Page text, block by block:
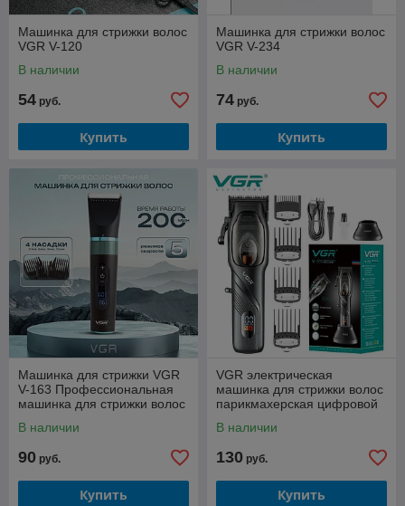
Машинка для стрижки волос
VGR V-120
В наличии
54 руб.
Купить
Машинка для стрижки волос
VGR V-234
В наличии
74 руб.
Купить
Машинка для стрижки VGR
V-163 Профессиональная
машинка для стрижки волос
В наличии
90 руб.
Купить
VGR электрическая
машинка для стрижки волос
парикмахерская цифровой
стрижки волос V-269
В наличии
130 руб.
Купить